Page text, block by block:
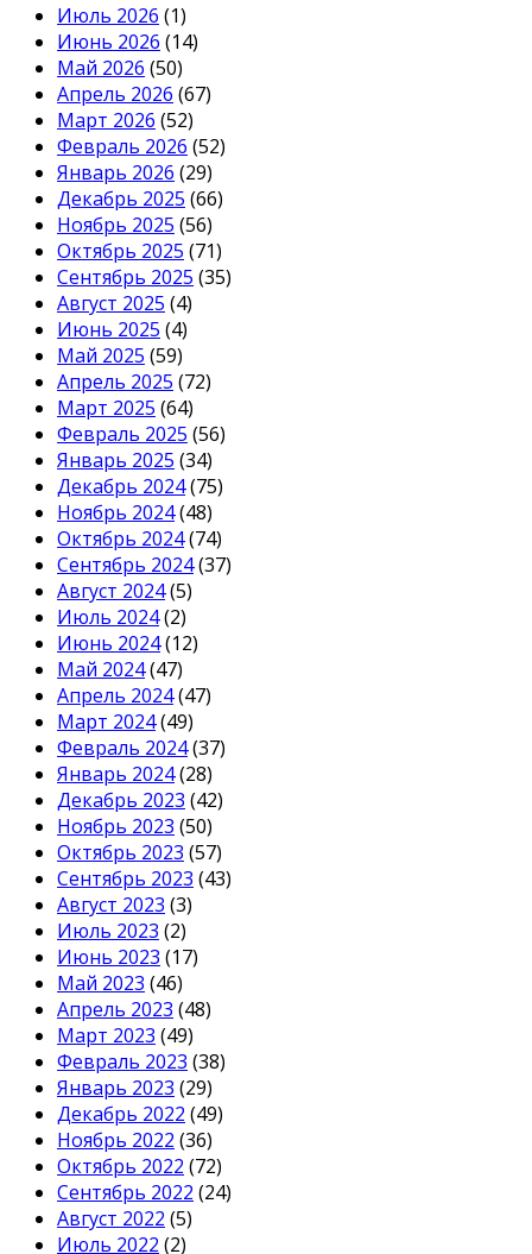
Июль 2026 (1)
Июнь 2026 (14)
Май 2026 (50)
Апрель 2026 (67)
Март 2026 (52)
Февраль 2026 (52)
Январь 2026 (29)
Декабрь 2025 (66)
Ноябрь 2025 (56)
Октябрь 2025 (71)
Сентябрь 2025 (35)
Август 2025 (4)
Июнь 2025 (4)
Май 2025 (59)
Апрель 2025 (72)
Март 2025 (64)
Февраль 2025 (56)
Январь 2025 (34)
Декабрь 2024(75)
Ноябрь 2024(48)
Октябрь 2024(74)
Сентябрь 2024(37)
Август 2024(5)
Июль 2024(2)
Июнь 2024(12)
Май 2024(47)
Апрель 2024(47)
Март 2024(49)
Февраль 2024(37)
Январь 2024(28)
Декабрь 2023 (42)
Ноябрь 2023 (50)
Октябрь 2023 (57)
Сентябрь 2023 (43)
Август 2023 (3)
Июль 2023 (2)
Июнь 2023 (17)
Май 2023 (46)
Апрель 2023 (48)
Март 2023 (49)
Февраль 2023 (38)
Январь 2023 (29)
Декабрь 2022 (49)
Ноябрь 2022 (36)
Октябрь 2022 (72)
Сентябрь 2022 (24)
Август 2022 (5)
Июль 2022 (2)